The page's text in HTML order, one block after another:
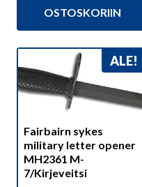
56,90 €.
48,90 €.
OSTOSKORIIN
ALE!
Fairbairn sykes
military letter opener
MH2361 M-
7/Kirjeveitsi